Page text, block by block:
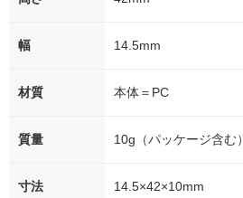
幅 14.5mm
材質 本体＝PC
質量 10g（パッケージ含む）
寸法 14.5×42×10mm